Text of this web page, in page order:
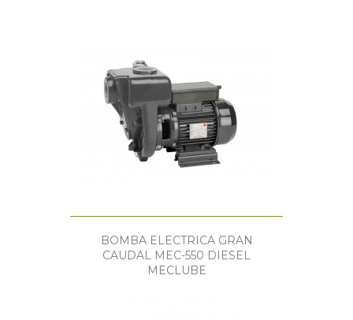
BOMBA ELECTRICA GRAN
CAUDAL MEC-550 DIESEL
MECLUBE